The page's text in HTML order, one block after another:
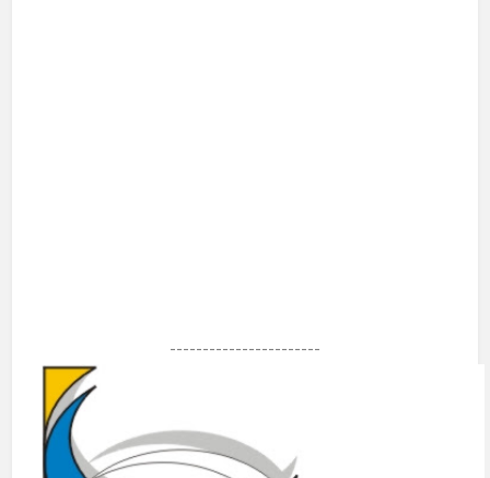
-----------------------